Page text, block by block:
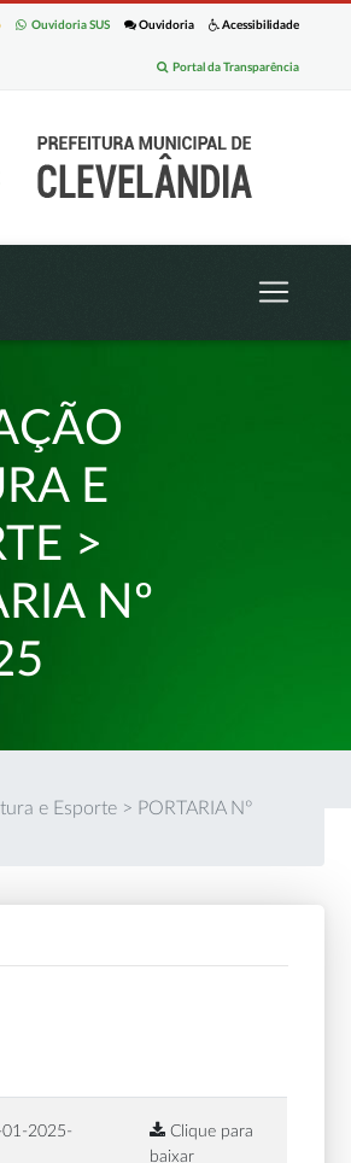
Acessibilidade
Ouvidoria
Ouvidoria SUS
Portal da Transparência
E
>
Nº
e Esporte > PORTARIA Nº
01-2025-
Clique para
baixar